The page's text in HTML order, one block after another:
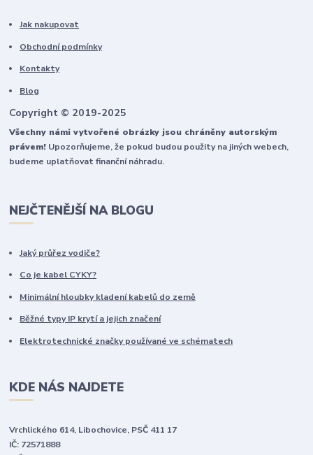
Jak nakupovat
Obchodní podmínky
Kontakty
Blog
Copyright © 2019-2025
Všechny námi vytvořené obrázky jsou chráněny autorským
právem! Upozorňujeme, že pokud budou použity na jiných webech,
budeme uplatňovat finanční náhradu.
NEJČTENĚJŠÍ NA BLOGU
Jaký průřez vodiče?
Co je kabel CYKY?
Minimální hloubky kladení kabelů do země
Běžné typy IP krytí a jejich značení
Elektrotechnické značky používané ve schématech
KDE NÁS NAJDETE
Vrchlického 614, Libochovice, PSČ 411 17
IČ: 72571888